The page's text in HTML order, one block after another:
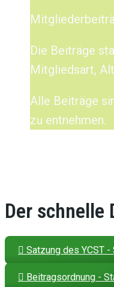
Die Beiträge
Mitgliedsart,
Alle Beiträge
zu entnehmen.
Der schnelle
Satzung des YCST -
Beitragsordnung -